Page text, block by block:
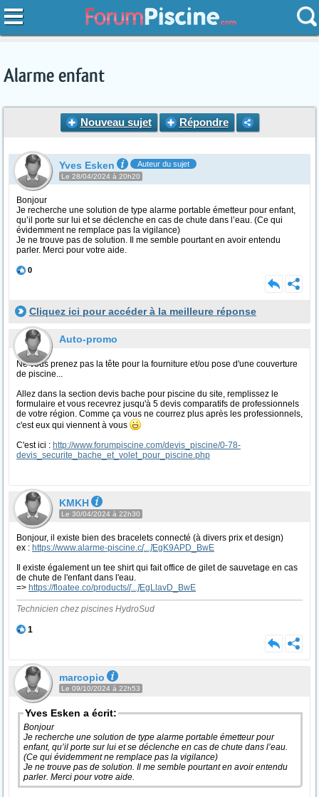
Alarme enfant
Nouveau sujet Répondre
Yves Esken Auteur du sujet
Le 28/04/2024 à 20h20
Bonjour
Je recherche une solution de type alarme portable émetteur pour enfant,
qu’il porte sur lui et se déclenche en cas de chute dans l’eau. (Ce qui
évidemment ne remplace pas la vigilance)
Je ne trouve pas de solution. Il me semble pourtant en avoir entendu
parler. Merci pour votre aide.
0
Cliquez ici pour accéder à la meilleure réponse
Auto-promo
Ne vous prenez pas la tête pour la fourniture et/ou pose d'une couverture
de piscine...
Allez dans la section devis bache pour piscine du site, remplissez le
formulaire et vous recevrez jusqu'à 5 devis comparatifs de professionnels
de votre région. Comme ça vous ne courrez plus après les professionnels,
c'est eux qui viennent à vous
C'est ici : http://www.forumpiscine.com/devis_piscine/0-78-
devis_securite_bache_et_volet_pour_piscine.php
KMKH
Le 30/04/2024 à 22h30
Bonjour, il existe bien des bracelets connecté (à divers prix et design)
ex : https://www.alarme-piscine.c[...]EgK9APD_BwE
Il existe également un tee shirt qui fait office de gilet de sauvetage en cas
de chute de l'enfant dans l'eau.
=> https://floatee.co/products/[...]EgLlavD_BwE
Technicien chez piscines HydroSud
1
marcopio
Le 09/10/2024 à 22h53
Yves Esken a écrit:
Bonjour
Je recherche une solution de type alarme portable émetteur pour
enfant, qu’il porte sur lui et se déclenche en cas de chute dans l’eau.
(Ce qui évidemment ne remplace pas la vigilance)
Je ne trouve pas de solution. Il me semble pourtant en avoir entendu
parler. Merci pour votre aide.